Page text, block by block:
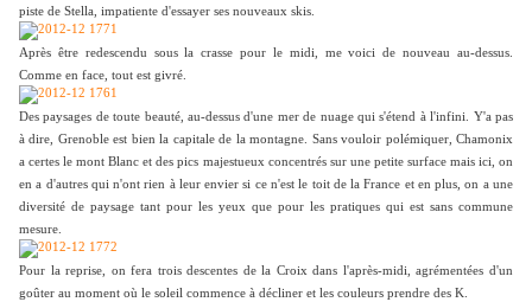
piste de Stella, impatiente d'essayer ses nouveaux skis.
Après être redescendu sous la crasse pour le midi, me voici de nouveau au-dessus.
Comme en face, tout est givré.
Des paysages de toute beauté, au-dessus d'une mer de nuage qui s'étend à l'infini. Y'a pas
à dire, Grenoble est bien la capitale de la montagne. Sans vouloir polémiquer, Chamonix
a certes le mont Blanc et des pics majestueux concentrés sur une petite surface mais ici, on
en a d'autres qui n'ont rien à leur envier si ce n'est le toit de la France et en plus, on a une
diversité de paysage tant pour les yeux que pour les pratiques qui est sans commune
mesure.
Pour la reprise, on fera trois descentes de la Croix dans l'après-midi, agrémentées d'un
goûter au moment où le soleil commence à décliner et les couleurs prendre des K.